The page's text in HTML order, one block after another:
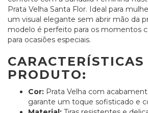
Prata Velha Santa Flor. Ideal para
um visual elegante sem abrir mão da
modelo é perfeito para os momentos
para ocasiões especiais.
CARACTERÍSTICAS
PRODUTO:
Cor: Prata Velha com
garante um toque sofisticado e